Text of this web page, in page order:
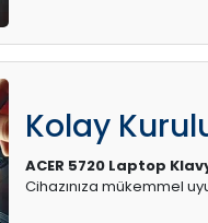
Kolay
ACER 5720 Laptop
Cihazınıza mükemmel